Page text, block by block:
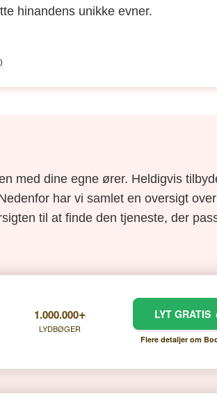
hinandens unikke evner.
med dine egne ører. Heldigvis
har vi samlet en oversigt
til at finde den tjeneste, der
1.000.000+
LYDBØGER
LYT GRATIS
Flere detaljer om